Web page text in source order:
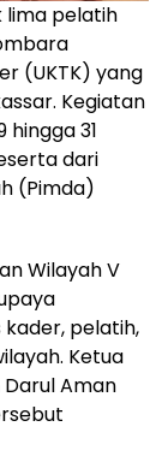
lima pelatih
(UKTK) yang
Kegiatan
31
dari
(Pimda)
Wilayah V
pelatih,
Ketua
Aman